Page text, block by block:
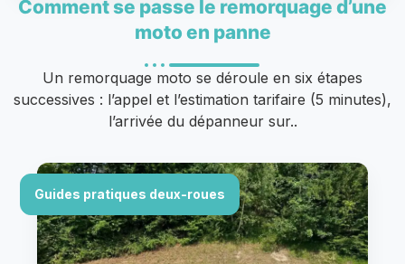
Comment se passe le remorquage d’une
moto en panne
Un remorquage moto se déroule en six étapes
successives : l’appel et l’estimation tarifaire (5 minutes),
l’arrivée du dépanneur sur..
Guides pratiques deux-roues